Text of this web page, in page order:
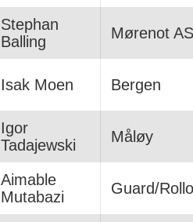
Stephan
Balling
Mørenot AS
Isak Moen Bergen
Igor
Tadajewski
Måløy
Aimable
Mutabazi
Guard/